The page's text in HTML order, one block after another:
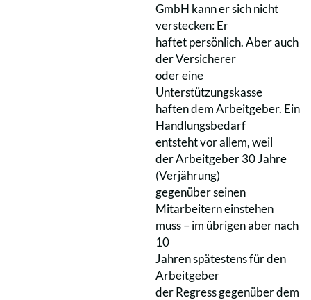
GmbH kann er sich nicht
verstecken: Er
haftet persönlich. Aber auch
der Versicherer
oder eine
Unterstützungskasse
haften dem Arbeitgeber. Ein
Handlungsbedarf
entsteht vor allem, weil
der Arbeitgeber 30 Jahre
(Verjährung)
gegenüber seinen
Mitarbeitern einstehen
muss – im übrigen aber nach
10
Jahren spätestens für den
Arbeitgeber
der Regress gegenüber dem